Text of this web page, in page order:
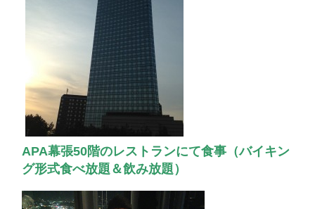
APA幕張50階のレストランにて食事（バイキン
グ形式食べ放題＆飲み放題）